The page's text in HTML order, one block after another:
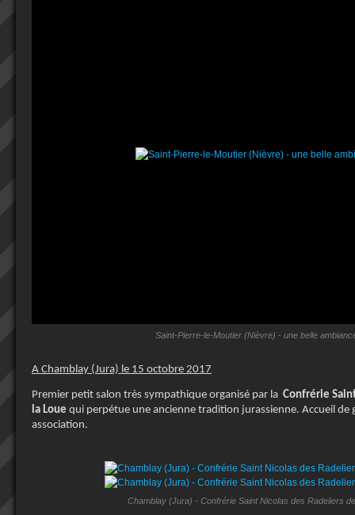
Saint-Pierre-le-Moutier (Nièvre) - une belle
A Chamblay (Jura) le 15 octobre 2017
Premier petit salon très sympathique organisé par la Confrérie
la Loue qui perpétue une ancienne tradition jurassienne. Accueil de
association.
Chamblay (Jura) - Confrérie Saint Nicolas des Radeliers